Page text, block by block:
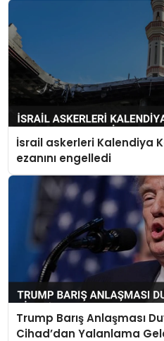
İsrail askerleri Kalendiya
ezanını engelledi
Trump Barış Anlaşması
Cihad’dan Yalanlama